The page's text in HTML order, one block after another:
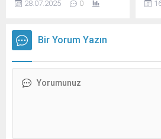
kısma… Yaşam kalitesini
düşürebilen bu sorunların
sebebi genellikle
miyopi ile astigmat oluyor.
28.07.2025 0
Bir Yorum Yazın